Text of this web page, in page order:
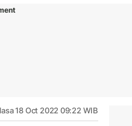
18 Oct 2022 09:22 WIB